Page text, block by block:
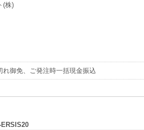
(株)
御免、ご発注時一括現金振込